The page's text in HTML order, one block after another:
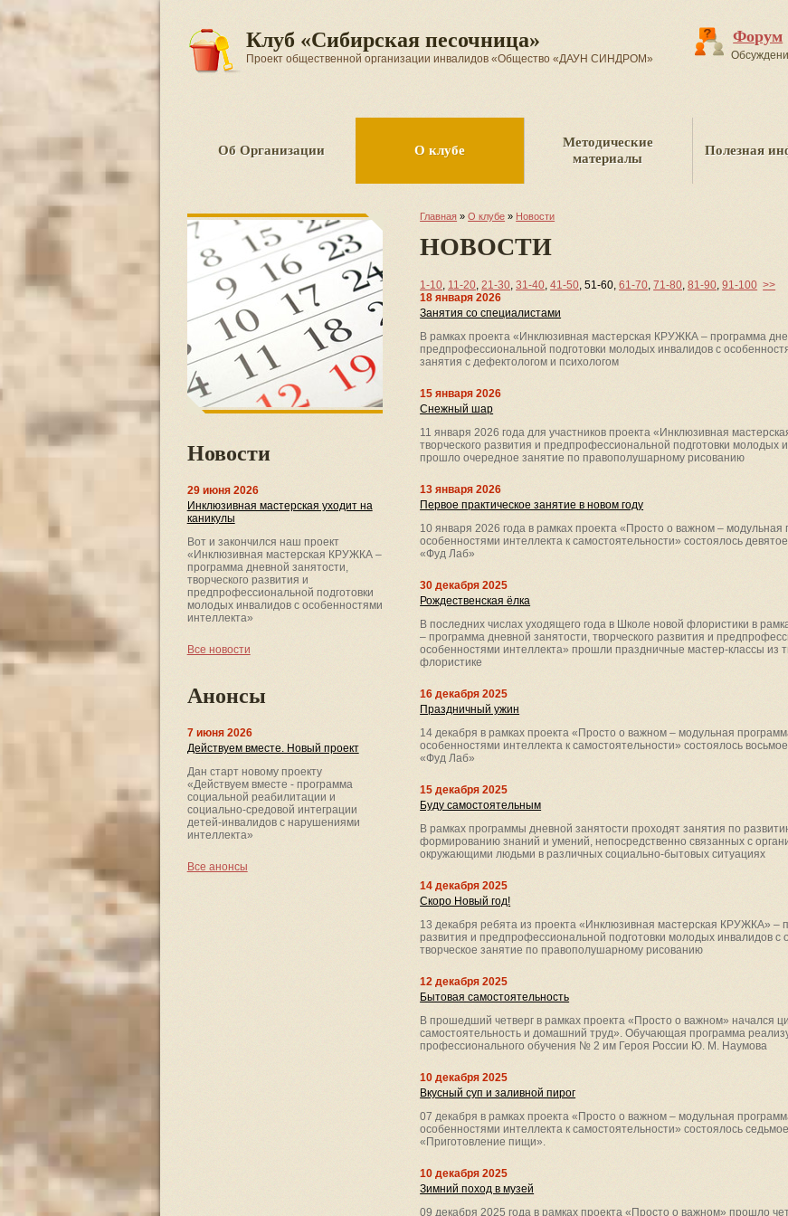
Клуб «Сибирская песочница»
Проект общественной организации инвалидов «Общество «ДАУН СИНДРОМ»
Форум
Об Организации О клубе
Методические
материалы
Полезная
Главная »О клубе » Новости
НОВОСТИ
1-10 11-20 ,21-30 ,31-40 ,41-50 ,51-60 ,61-70 ,71-80 ,81-90 ,91-100 >>
18 января 2026
Занятия со специалистами
В рамках проекта «Инклюзивная мастерская КРУЖКА – программа
предпрофессиональной подготовки молодых инвалидов с
занятия с дефектологом и психологом
15 января 2026
Снежный шар
11 января 2026 года для участников проекта «Инклюзивная
творческого развития и предпрофессиональной подготовки молодых
прошло очередное занятие по правополушарному рисованию
13 января 2026
Первое практическое занятие в новом году
10 января 2026 года в рамках проекта «Просто о важном –
особенностями интеллекта к самостоятельности» состоялось
«Фуд Лаб»
30 декабря 2025
Рождественская ёлка
В последних числах уходящего года в Школе новой флористики в
– программа дневной занятости, творческого развития и
особенностями интеллекта» прошли праздничные мастер-классы из
флористике
16 декабря 2025
Праздничный ужин
14 декабря в рамках проекта «Просто о важном – модульная
особенностями интеллекта к самостоятельности» состоялось
«Фуд Лаб»
15 декабря 2025
Буду самостоятельным
В рамках программы дневной занятости проходят занятия по
формированию знаний и умений, непосредственно связанных с
окружающими людьми в различных социально-бытовых ситуациях
14 декабря 2025
Скоро Новый год!
13 декабря ребята из проекта «Инклюзивная мастерская КРУЖКА» –
развития и предпрофессиональной подготовки молодых инвалидов с
творческое занятие по правополушарному рисованию
12 декабря 2025
Бытовая самостоятельность
В прошедший четверг в рамках проекта «Просто о важном» начался
самостоятельность и домашний труд». Обучающая программа
профессионального обучения № 2 им Героя России Ю. М. Наумова
10 декабря 2025
Вкусный суп и заливной пирог
07 декабря в рамках проекта «Просто о важном – модульная
особенностями интеллекта к самостоятельности» состоялось
«Приготовление пищи».
10 декабря 2025
Зимний поход в музей
09 декабря 2025 года в рамках проекта «Просто о важном» прошло
Новости
29 июня 2026
Инклюзивная мастерская уходит на
каникулы
Вот и закончился наш проект
«Инклюзивная мастерская КРУЖКА –
программа дневной занятости,
творческого развития и
предпрофессиональной подготовки
молодых инвалидов с особенностями
интеллекта»
Все новости
Анонсы
7 июня 2026
Действуем вместе. Новый проект
Дан старт новому проекту
«Действуем вместе - программа
социальной реабилитации и
социально-средовой интеграции
детей-инвалидов с нарушениями
интеллекта»
Все анонсы